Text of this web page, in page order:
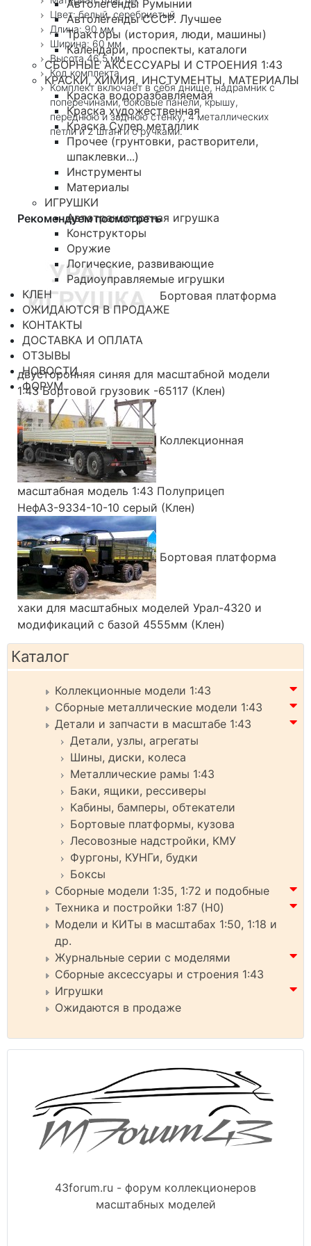
Автолегенды Румынии
Автолегенды СССР. Лучшее
Тракторы (история, люди, машины)
Календари, проспекты, каталоги
СБОРНЫЕ АКСЕССУАРЫ И СТРОЕНИЯ 1:43
КРАСКИ, ХИМИЯ, ИНСТУМЕНТЫ, МАТЕРИАЛЫ
Краска водоразбавляемая
Краска художественная
Краска Супер металлик
Прочее (грунтовки, растворители,
шпаклевки...)
Инструменты
Материалы
ИГРУШКИ
Автотранспортная игрушка
Конструкторы
Оружие
Логические, развивающие
Радиоуправляемые игрушки
КЛЕН
ОЖИДАЮТСЯ В ПРОДАЖЕ
КОНТАКТЫ
ДОСТАВКА И ОПЛАТА
ОТЗЫВЫ
НОВОСТИ
ФОРУМ
Цвет: белый, серебристый
Длина: 90 мм
Ширина: 60 мм
Высота 46,5 мм
Код комплекта
Комплект включает в себя днище, надрамник с
поперечинами, боковые панели, крышу,
переднюю и заднюю стенку, 4 металлических
петли и 2 штанги с ручками.
Рекомендуем посмотреть
Бортовая платформа
двусторонняя синяя для масштабной модели
1:43 Бортовой грузовик -65117 (Клен)
Коллекционная
масштабная модель 1:43 Полуприцеп
НефАЗ-9334-10-10 серый (Клен)
Бортовая платформа
хаки для масштабных моделей Урал-4320 и
модификаций с базой 4555мм (Клен)
Каталог
Коллекционные модели 1:43
Сборные металлические модели 1:43
Детали и запчасти в масштабе 1:43
Детали, узлы, агрегаты
Шины, диски, колеса
Металлические рамы 1:43
Баки, ящики, рессиверы
Кабины, бамперы, обтекатели
Бортовые платформы, кузова
Лесовозные надстройки, КМУ
Фургоны, КУНГи, будки
Боксы
Сборные модели 1:35, 1:72 и подобные
Техника и постройки 1:87 (H0)
Модели и КИТы в масштабах 1:50, 1:18 и
др.
Журнальные серии с моделями
Сборные аксессуары и строения 1:43
Игрушки
Ожидаются в продаже
43forum.ru - форум коллекционеров
масштабных моделей